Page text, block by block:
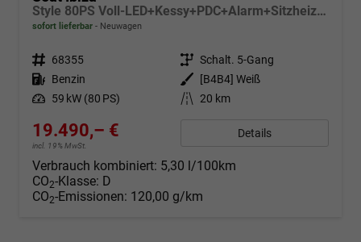
Style 80PS Voll-LED+Kessy+PDC+Alarm+Sitzheizung+Kamera+App-Connect
sofort lieferbar Neuwagen
Fahrzeugnr. 68355 Getriebe Schalt. 5-Gang
Kraftstoff Benzin Außenfarbe
[B4B4] Weiß
Leistung 59 kW (80 PS) Kilometerstand 20 km
19.490,– €
incl. 19% MwSt.
Details
Verbrauch kombiniert: 5,30 l/100km
CO2-Klasse: D
CO2-Emissionen: 120,00 g/km